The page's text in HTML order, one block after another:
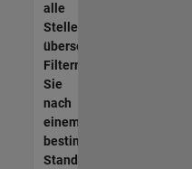
alle
Stellen
übersetzt.
Filtern
Sie
nach
einem
bestimmten
Standort,